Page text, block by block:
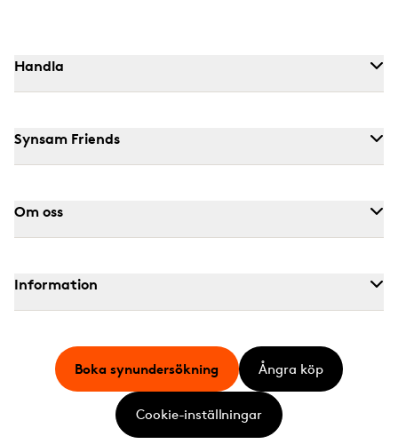
Handla
Synsam Friends
Om oss
Information
Boka synundersökning Ångra köp
Cookie-inställningar